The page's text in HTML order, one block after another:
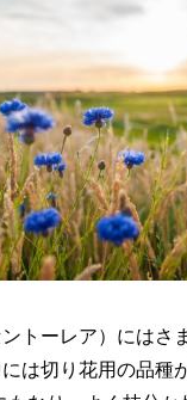
トーレア）にはさ
は切り花用の品種